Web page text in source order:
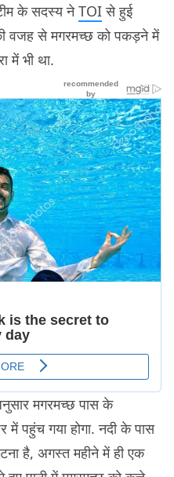
के सदस्य नेTOIसे हुई
वजह से मगरमच्छ को पकड़ने में
में भी था.
मगरमच्छ पास के
में पहुंच गया होगा. नदी के पास
है, अगस्त महीने में ही एक